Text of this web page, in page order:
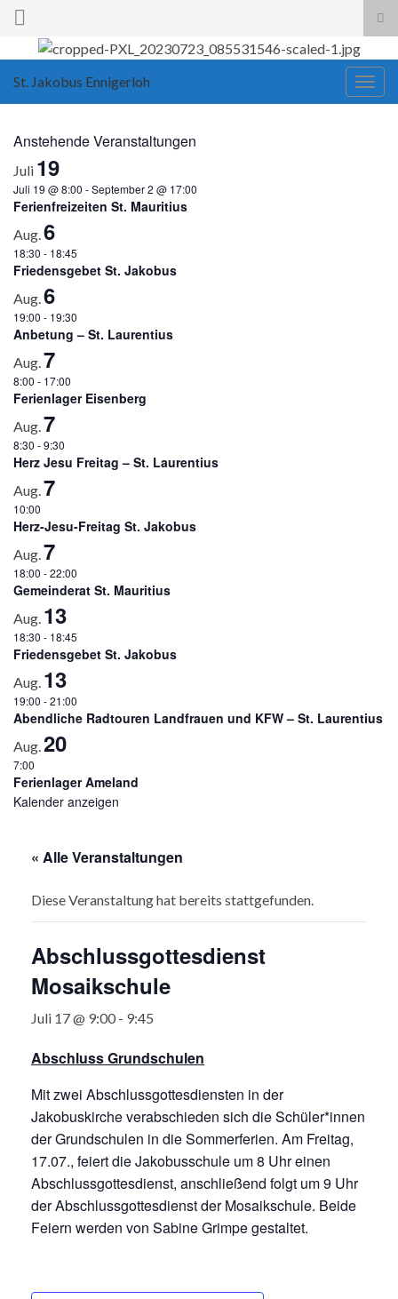
Search for:
St. Jakobus Ennigerloh
Anstehende Veranstaltungen
Juli 19
Juli 19 @ 8:00 -September 2 @ 17:00
Ferienfreizeiten St. Mauritius
Aug.6
18:30 - 18:45
Friedensgebet St. Jakobus
Aug.6
19:00 - 19:30
Anbetung – St. Laurentius
Aug.7
8:00 - 17:00
Ferienlager Eisenberg
Aug.7
8:30 -9:30
Herz Jesu Freitag – St. Laurentius
Aug.7
10:00
Herz-Jesu-Freitag St. Jakobus
Aug.7
18:00 -22:00
Gemeinderat St. Mauritius
Aug. 13
18:30 - 18:45
Friedensgebet St. Jakobus
Aug. 13
19:00 -21:00
Abendliche Radtouren Landfrauen und KFW – St. Laurentius
Aug.20
7:00
Ferienlager Ameland
Kalender anzeigen
« Alle Veranstaltungen
Diese Veranstaltung hat bereits stattgefunden.
Abschlussgottesdienst
Mosaikschule
Juli 17 @ 9:00 - 9:45
Abschluss Grundschulen
Mit zwei Abschlussgottesdiensten in der
Jakobuskirche verabschieden sich die Schüler*innen
der Grundschulen in die Sommerferien. Am Freitag,
17.07., feiert die Jakobusschule um 8 Uhr einen
Abschlussgottesdienst, anschließend folgt um 9 Uhr
der Abschlussgottesdienst der Mosaikschule. Beide
Feiern werden von Sabine Grimpe gestaltet.